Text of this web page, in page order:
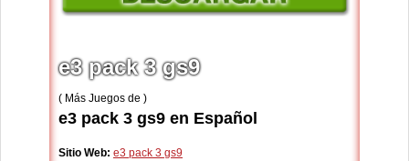
e3 pack 3 gs9
( Más Juegos de )
e3 pack 3 gs9 en Español
Sitio Web: e3 pack 3 gs9